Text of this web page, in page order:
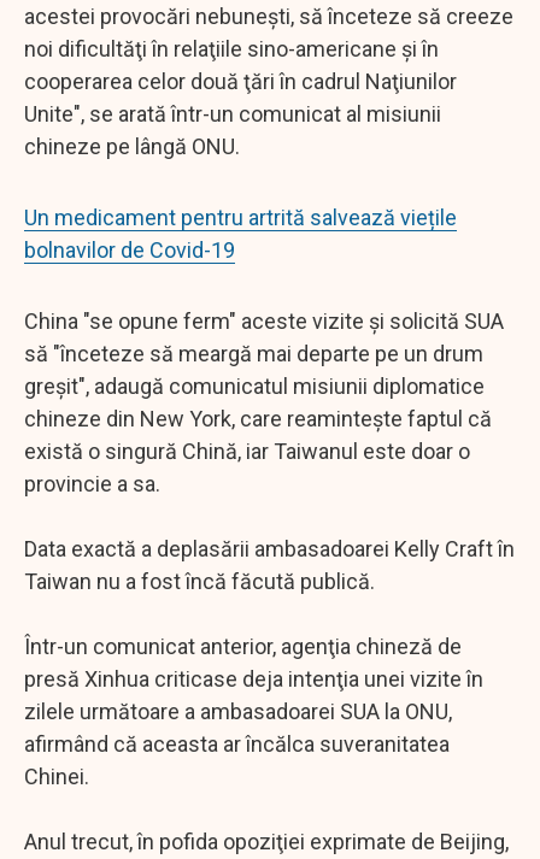
acestei provocări nebuneşti, să înceteze să creeze
noi dificultăţi în relaţiile sino-americane şi în
cooperarea celor două ţări în cadrul Naţiunilor
Unite", se arată într-un comunicat al misiunii
chineze pe lângă ONU.
Un medicament pentru artrită salvează viețile
bolnavilor de Covid-19
China "se opune ferm" aceste vizite şi solicită SUA
să "înceteze să meargă mai departe pe un drum
greşit", adaugă comunicatul misiunii diplomatice
chineze din New York, care reaminteşte faptul că
există o singură Chină, iar Taiwanul este doar o
provincie a sa.
Data exactă a deplasării ambasadoarei Kelly Craft în
Taiwan nu a fost încă făcută publică.
Într-un comunicat anterior, agenţia chineză de
presă Xinhua criticase deja intenţia unei vizite în
zilele următoare a ambasadoarei SUA la ONU,
afirmând că aceasta ar încălca suveranitatea
Chinei.
Anul trecut, în pofida opoziţiei exprimate de Beijing,